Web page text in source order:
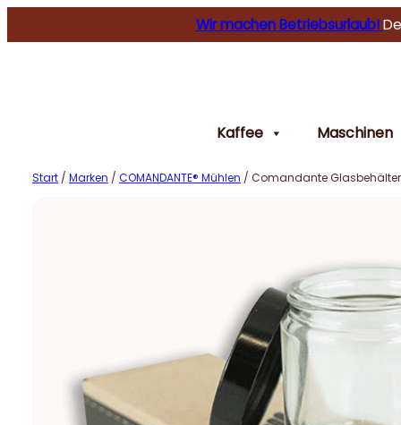
Wir machen Betriebsurlaub!
Kaffee Maschinen
Start / Marken / COMANDANTE® Mühlen / Comandante